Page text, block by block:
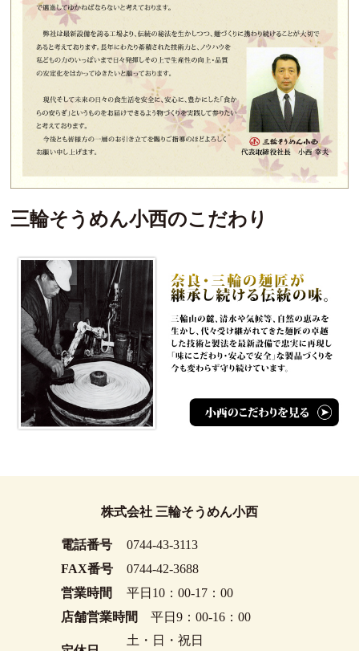
三輪そうめん小西のこだわり
株式会社 三輪そうめん小西
電話番号
0744-43-3113
FAX番号
0744-42-3688
営業時間
平日10：00-17：00
店舗営業時間
平日9：00-16：00
土・日・祝日